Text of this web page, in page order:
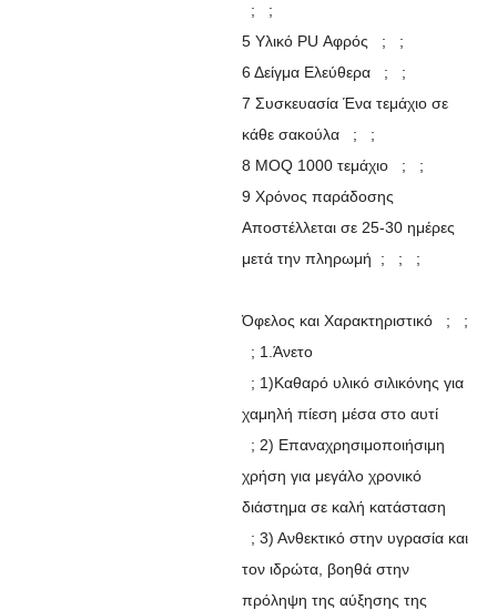
; ;
5 Υλικό PU Αφρός ; ;
6 Δείγμα Ελεύθερα ; ;
7 Συσκευασία Ένα τεμάχιο σε
κάθε σακούλα ; ;
8 MOQ 1000 τεμάχιο ; ;
9 Χρόνος παράδοσης
Αποστέλλεται σε 25-30 ημέρες
μετά την πληρωμή ; ; ;
Όφελος και Χαρακτηριστικό ; ;
; 1.Άνετο
; 1)Καθαρό υλικό σιλικόνης για
χαμηλή πίεση μέσα στο αυτί
; 2) Επαναχρησιμοποιήσιμη
χρήση για μεγάλο χρονικό
διάστημα σε καλή κατάσταση
; 3) Ανθεκτικό στην υγρασία και
τον ιδρώτα, βοηθά στην
πρόληψη της αύξησης της